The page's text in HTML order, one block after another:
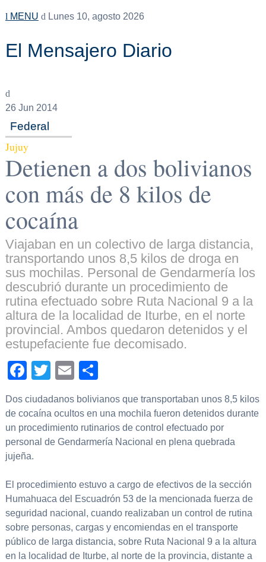
MENU Lunes 10, agosto 2026
El Mensajero Diario
26Jun 2014
Federal
Jujuy
Detienen a dos bolivianos
con más de 8 kilos de
cocaína
Viajaban en un colectivo de larga distancia,
transportando unos 8,5 kilos de droga en
sus mochilas. Personal de Gendarmería los
descubrió durante un procedimiento de
rutina efectuado sobre Ruta Nacional 9 a la
altura de la localidad de Iturbe, en el norte
provincial. Ambos quedaron detenidos y el
estupefaciente fue decomisado.
Facebook
TwitterEmail
Dos ciudadanos bolivianos que transportaban unos 8,5 kilos
de cocaína ocultos en una mochila fueron detenidos durante
un procedimiento rutinarios de control efectuado por
personal de Gendarmería Nacional en plena quebrada
jujeña.
El procedimiento estuvo a cargo de efectivos de la sección
Humahuaca del Escuadrón 53 de la mencionada fuerza de
seguridad nacional, cuando realizaban un control de rutina
sobre personas, cargas y encomiendas en el transporte
público de larga distancia, sobre Ruta Nacional 9 a la altura
en la localidad de Iturbe, al norte de la provincia, distante a